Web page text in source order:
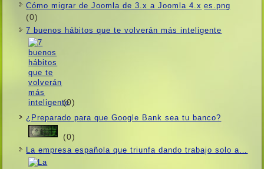
Cómo migrar de Joomla de 3.x a Joomla 4.x
(0)
7 buenos hábitos que te volverán más inteligente
(0)
¿Preparado para que Google Bank sea tu banco?
(0)
La empresa española que triunfa dando trabajo solo a…